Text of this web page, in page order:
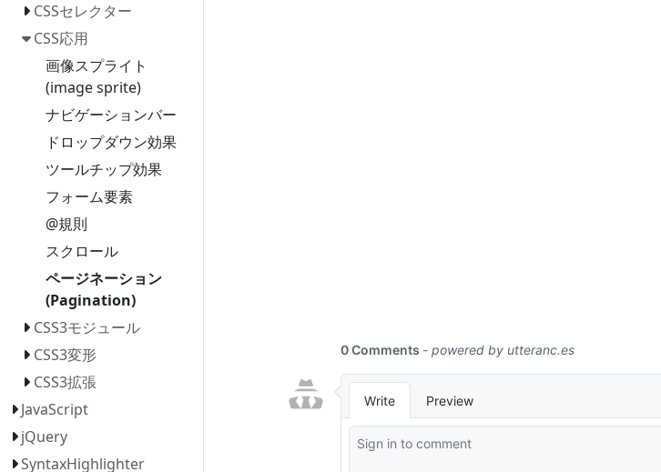
CSSセレクター
CSS応用
画像スプライト
(image sprite)
ナビゲーションバー
ドロップダウン効果
ツールチップ効果
フォーム要素
@規則
スクロール
ページネーション
(Pagination)
CSS3モジュール
CSS3変形
CSS3拡張
JavaScript
jQuery
SyntaxHighlighter